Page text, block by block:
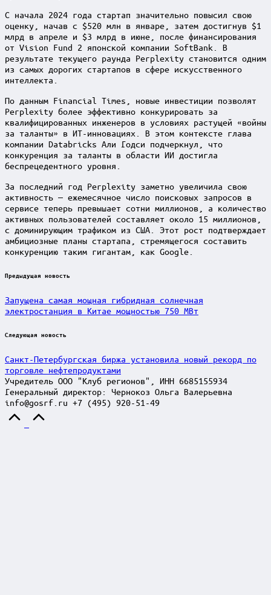
С начала 2024 года стартап значительно повысил свою
оценку, начав с $520 млн в январе, затем достигнув $1
млрд в апреле и $3 млрд в июне, после финансирования
от Vision Fund 2 японской компании SoftBank. В
результате текущего раунда Perplexity становится одним
из самых дорогих стартапов в сфере искусственного
интеллекта.
По данным Financial Times, новые инвестиции позволят
Perplexity более эффективно конкурировать за
квалифицированных инженеров в условиях растущей «войны
за таланты» в ИТ-инновациях. В этом контексте глава
компании Databricks Али Годси подчеркнул, что
конкуренция за таланты в области ИИ достигла
беспрецедентного уровня.
За последний год Perplexity заметно увеличила свою
активность — ежемесячное число поисковых запросов в
сервисе теперь превышает сотни миллионов, а количество
активных пользователей составляет около 15 миллионов,
с доминирующим трафиком из США. Этот рост подтверждает
амбициозные планы стартапа, стремящегося составить
конкуренцию таким гигантам, как Google.
Post
Предыдущая новость
Запущена самая мощная гибридная солнечная
электростанция в Китае мощностью 750 МВт
Следующая новость
Санкт-Петербургская биржа установила новый рекорд по
торговле нефтепродуктами
Учредитель ООО "Клуб регионов", ИНН 6685155934
Генеральный директор: Чернокоз Ольга Валерьевна
info@gosrf.ru +7 (495) 920-51-49